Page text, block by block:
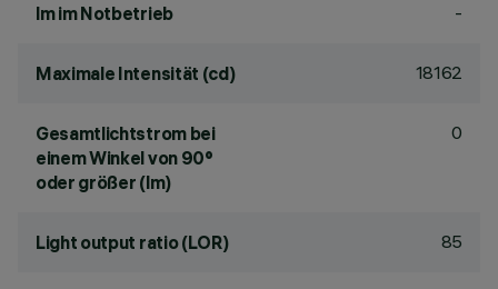
lm im Notbetrieb -
Maximale Intensität (cd) 18162
Gesamtlichtstrom bei
einem Winkel von 90°
oder größer (lm)
0
Light output ratio (LOR) 85